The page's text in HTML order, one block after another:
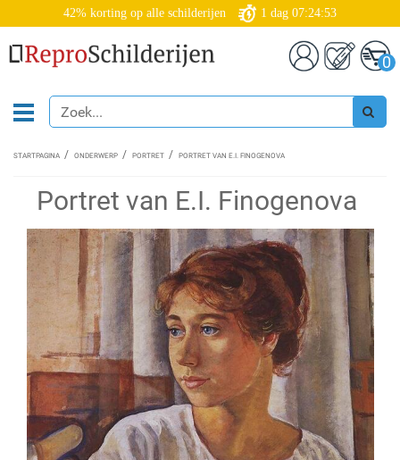
42% korting op alle schilderijen 1 dag 07:24:52
0
STARTPAGINA ONDERWERP PORTRET PORTRET VAN E.I. FINOGENOVA
Portret van E.I. Finogenova